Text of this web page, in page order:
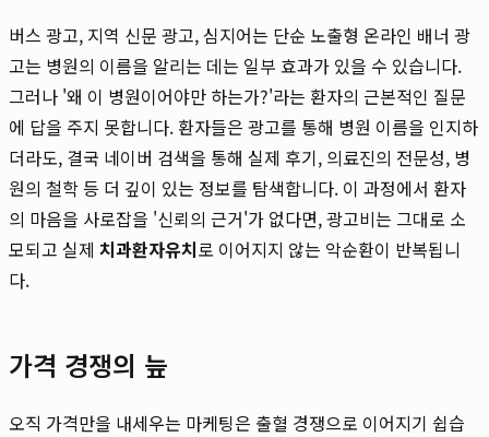
버스 광고, 지역 신문 광고, 심지어는 단순 노출형 온라인 배너 광
고는 병원의 이름을 알리는 데는 일부 효과가 있을 수 있습니다.
그러나 '왜 이 병원이어야만 하는가?'라는 환자의 근본적인 질문
에 답을 주지 못합니다. 환자들은 광고를 통해 병원 이름을 인지하
더라도, 결국 네이버 검색을 통해 실제 후기, 의료진의 전문성, 병
원의 철학 등 더 깊이 있는 정보를 탐색합니다. 이 과정에서 환자
의 마음을 사로잡을 '신뢰의 근거'가 없다면, 광고비는 그대로 소
모되고 실제 치과환자유치로 이어지지 않는 악순환이 반복됩니
다.
가격 경쟁의 늪
오직 가격만을 내세우는 마케팅은 출혈 경쟁으로 이어지기 쉽습